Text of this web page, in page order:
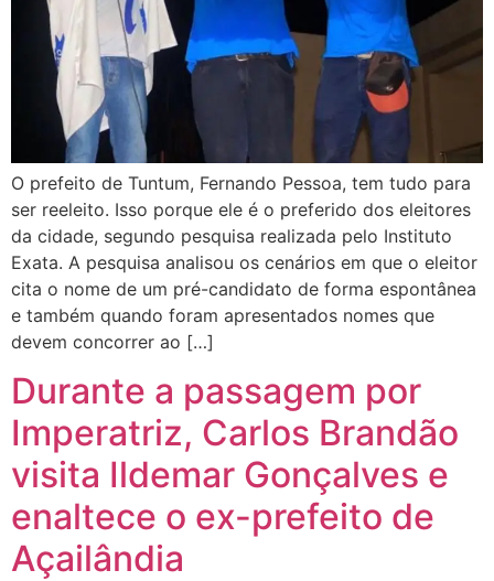
O prefeito de Tuntum, Fernando Pessoa, tem tudo para
ser reeleito. Isso porque ele é o preferido dos eleitores
da cidade, segundo pesquisa realizada pelo Instituto
Exata. A pesquisa analisou os cenários em que o eleitor
cita o nome de um pré-candidato de forma espontânea
e também quando foram apresentados nomes que
devem concorrer ao […]
Durante a passagem por
Imperatriz, Carlos Brandão
visita Ildemar Gonçalves e
enaltece o ex-prefeito de
Açailândia